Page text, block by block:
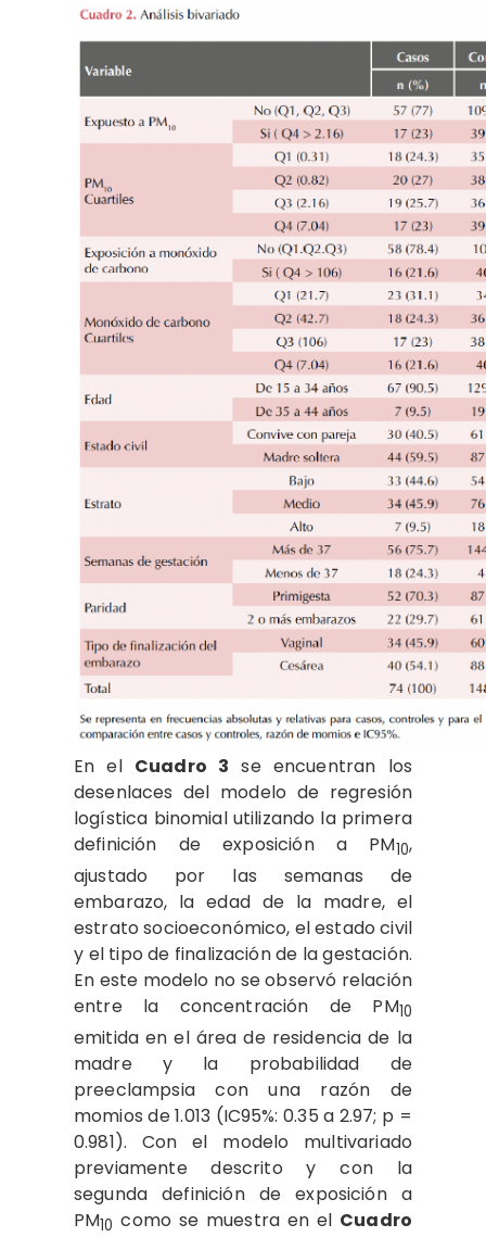
En el Cuadro 3 se encuentran los
desenlaces del modelo de regresión
logística binomial utilizando la primera
definición de exposición a PM10,
ajustado por las semanas de
embarazo, la edad de la madre, el
estrato socioeconómico, el estado civil
y el tipo de finalización de la gestación.
En este modelo no se observó relación
entre la concentración de PM10
emitida en el área de residencia de la
madre y la probabilidad de
preeclampsia con una razón de
momios de 1.013 (IC95%: 0.35 a 2.97; p =
0.981). Con el modelo multivariado
previamente descrito y con la
segunda definición de exposición a
PM10 como se muestra en el Cuadro